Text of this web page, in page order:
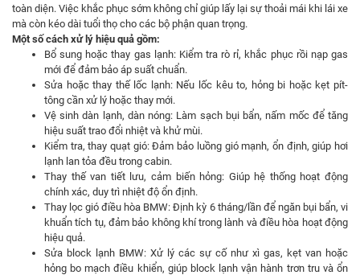
toàn diện. Việc khắc phục sớm không chỉ giúp lấy lại sự thoải mái khi lái xe
mà còn kéo dài tuổi thọ cho các bộ phận quan trọng.
Một số cách xử lý hiệu quả gồm:
Bổ sung hoặc thay gas lạnh: Kiểm tra rò rỉ, khắc phục rồi nạp gas
mới để đảm bảo áp suất chuẩn.
Sửa hoặc thay thế lốc lạnh: Nếu lốc kêu to, hỏng bi hoặc kẹt pít-
tông cần xử lý hoặc thay mới.
Vệ sinh dàn lạnh, dàn nóng: Làm sạch bụi bẩn, nấm mốc để tăng
hiệu suất trao đổi nhiệt và khử mùi.
Kiểm tra, thay quạt gió: Đảm bảo luồng gió mạnh, ổn định, giúp hơi
lạnh lan tỏa đều trong cabin.
Thay thế van tiết lưu, cảm biến hỏng: Giúp hệ thống hoạt động
chính xác, duy trì nhiệt độ ổn định.
Thay lọc gió điều hòa BMW: Định kỳ 6 tháng/lần để ngăn bụi bẩn, vi
khuẩn tích tụ, đảm bảo không khí trong lành và điều hòa hoạt động
hiệu quả.
Sửa block lạnh BMW: Xử lý các sự cố như xì gas, kẹt van hoặc
hỏng bo mạch điều khiển, giúp block lạnh vận hành trơn tru và ổn